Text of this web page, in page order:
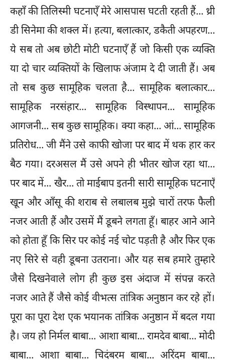
कहाँ की तिलिस्मी घटनाएँ मेरे आसपास घटती रहती हैं... थ्री
डी सिनेमा की शक्ल में। हत्या, बलात्कार, डकैती अपहरण...
ये सब तो अब छोटी मोटी घटनाएँ हैं जो किसी एक व्यक्ति
या दो चार व्यक्तियों के खिलाफ अंजाम दे दी जाती हैं। अब
तो सब कुछ सामूहिक चलता है... सामूहिक बलात्कार...
सामूहिक नरसंहार... सामूहिक विस्थापन... सामूहिक
आगजनी... सब कुछ सामूहिक। क्या कहा... आं... सामूहिक
प्रतिरोध... जी मैंने उसे काफी खोजा पर बाद में थक हार कर
बैठ गया। दरअसल मैं उसे अपने ही भीतर खोज रहा था...
पर बाद में... खैर... तो माईबाप इतनी सारी सामूहिक घटनाएँ
खून और आँसू की शराब से लबालब मुझे चारों तरफ फैली
नजर आती हैं और उसमें मैं डूबने लगता हूँ। बाहर आने आने
को होता हूँ कि सिर पर कोई नई चोट पड़ती है और फिर एक
नए सिरे से वही डूबना उतराना। और यह सब हमारे तुम्हारे
जैसे दिखनेवाले लोग ही कुछ इस अंदाज में संपन्न करते
नजर आते हैं जैसे कोई वीभत्स तांत्रिक अनुष्ठान कर रहे हों।
पूरा का पूरा देश एक भयानक तांत्रिक अनुष्ठान में बदल गया
है। जय हो निर्मल बाबा... आशा बाबा... रामदेव बाबा... मोदी
बाबा... आशा बाबा... चिदंबरम बाबा... अरिंदम बाबा...